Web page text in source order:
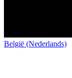
België (Nederlands)